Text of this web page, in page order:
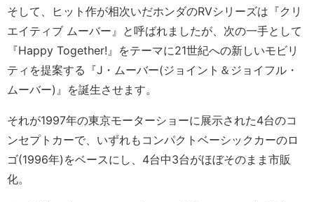
そして、ヒット作が相次いだホンダのRVシリーズは『クリ
エイティブ ムーバー』と呼ばれましたが、次の一手として
『Happy Together!』をテーマに21世紀への新しいモビリ
ティを提案する『J・ムーバー(ジョイント＆ジョイフル・
ムーバー)』を誕生させます。
それが1997年の東京モーターショーに展示された4台のコ
ンセプトカーで、いずれもコンパクトベーシックカーのロ
ゴ(1996年)をベースにし、4台中3台がほぼそのまま市販
化。